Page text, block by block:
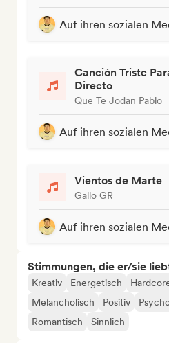
Auf ihren sozialen
Canción Triste
Directo
Que Te Jodan Pablo
Auf ihren sozialen
Vientos de Marte
Gallo GR
Auf ihren sozialen
Stimmungen, die er/sie
Kreativ Energetisch
Melancholisch
Positiv
Romantisch
Sinnlich